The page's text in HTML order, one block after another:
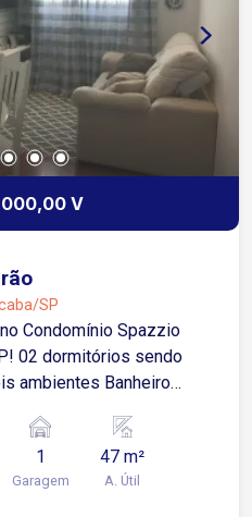
V
SP
moradores
de descanso e
que possui espaço
1
Garagem
47 m²
A. Útil